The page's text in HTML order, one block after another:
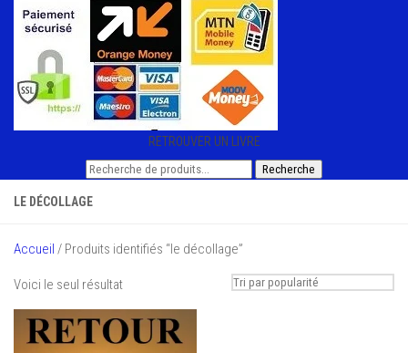
RETROUVER UN LIVRE
Recherche
Recherche
LE DÉCOLLAGE
Accueil / Produits identifiés “le décollage”
Voici le seul résultat